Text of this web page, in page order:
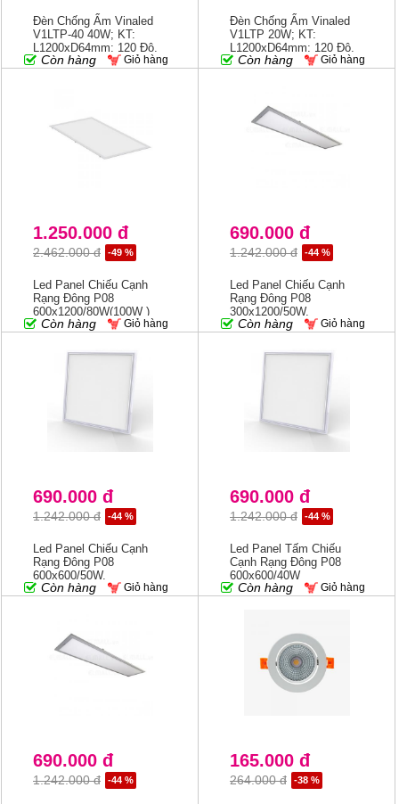
Đèn Chống Ẩm Vinaled
V1LTP-40 40W; KT:
L1200xD64mm; 120 Độ,
3000K/4000k/6500K; IP
Còn hàng Giỏ hàng
Đèn Chống Ẩm Vinaled
V1LTP 20W; KT:
L1200xD64mm; 120 Độ,
3000K/4000k/6500K; IP
Còn hàng Giỏ hàng
1.250.000 đ
2.462.000 đ -49 %
Led Panel Chiếu Cạnh
Rạng Đông P08
600x1200/80W(100W )
3000K/4000K/6500K
Còn hàng Giỏ hàng
690.000 đ
1.242.000 đ -44 %
Led Panel Chiếu Cạnh
Rạng Đông P08
300x1200/50W,
3000K/4000K/6500K
Còn hàng Giỏ hàng
690.000 đ
1.242.000 đ -44 %
Led Panel Chiếu Cạnh
Rạng Đông P08
600x600/50W,
3000K/4000K/6500K
Còn hàng Giỏ hàng
690.000 đ
1.242.000 đ -44 %
Led Panel Tấm Chiếu
Cạnh Rạng Đông P08
600x600/40W
3000K/4000K/6500K
Còn hàng Giỏ hàng
690.000 đ
1.242.000 đ -44 %
165.000 đ
264.000 đ -38 %